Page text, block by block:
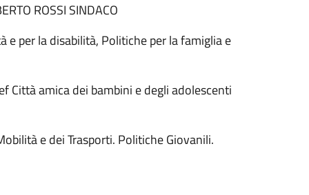
ROSSI SINDACO
e per la disabilità, Politiche per la famiglia e
Città amica dei bambini e degli adolescenti
e dei Trasporti. Politiche Giovanili.